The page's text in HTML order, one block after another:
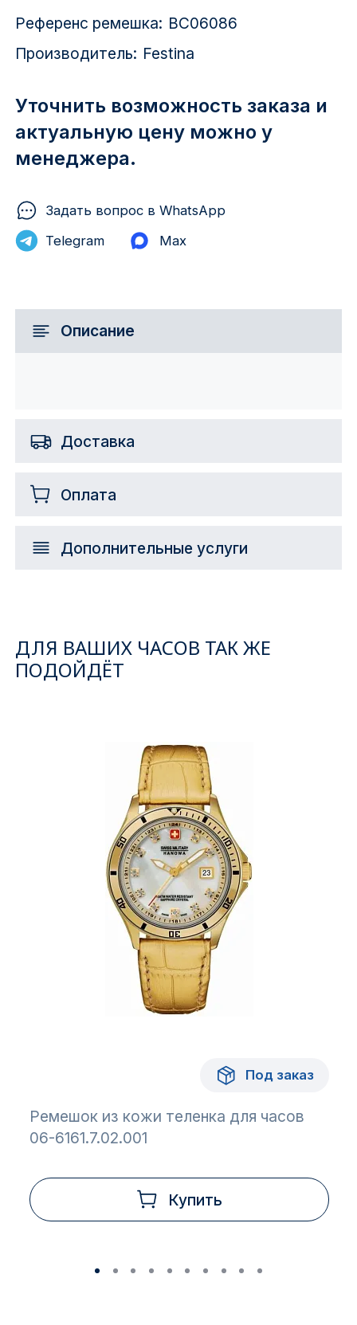
2717 км
2-я Смирновка
3-й Участок
4-й Участок
Референс ремешка: BC06086
Производитель: Festina
Уточнить возможность заказа и
актуальную цену можно у
менеджера.
Задать вопрос в WhatsApp
Telegram
Max
Описание
Доставка
Оплата
Дополнительные услуги
ДЛЯ ВАШИХ ЧАСОВ ТАК ЖЕ
ПОДОЙДЁТ
Под заказ
Ремешок из кожи теленка для часов
06-6161.7.02.001
Купить